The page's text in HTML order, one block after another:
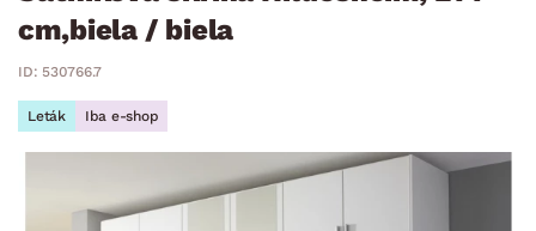
cm,biela / biela
ID: 530766.7
Leták Iba e-shop